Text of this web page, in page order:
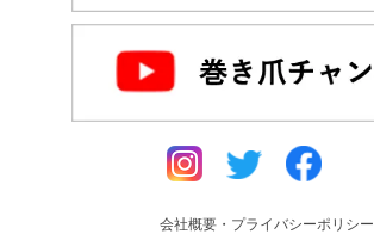
会社概要・プライバシーポリシー